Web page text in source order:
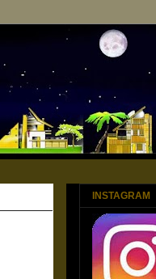
INSTAGRAM